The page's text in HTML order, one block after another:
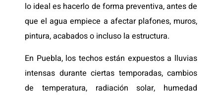
lo ideal es hacerlo de forma preventiva, antes de
que el agua empiece a afectar plafones, muros,
pintura, acabados o incluso la estructura.
En Puebla, los techos están expuestos a lluvias
intensas durante ciertas temporadas, cambios
de temperatura, radiación solar, humedad